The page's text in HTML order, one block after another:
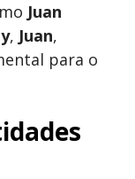
Juan
, Juan,
para o